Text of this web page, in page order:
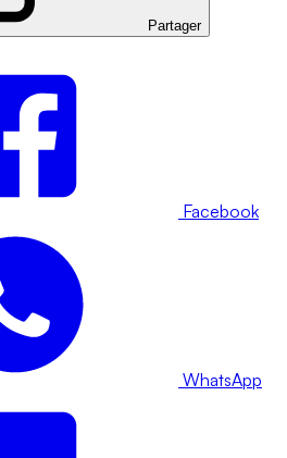
Partager
Facebook
WhatsApp